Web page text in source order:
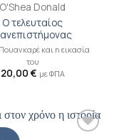
O'Shea Donald
Ο τελευταίος
και η εικασία
του
20,00 € με ΦΠΑ